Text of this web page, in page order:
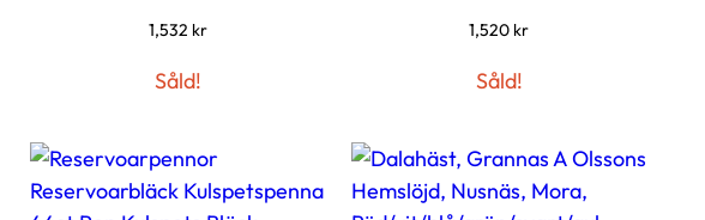
1,532 kr
Såld!
1,520 kr
Såld!